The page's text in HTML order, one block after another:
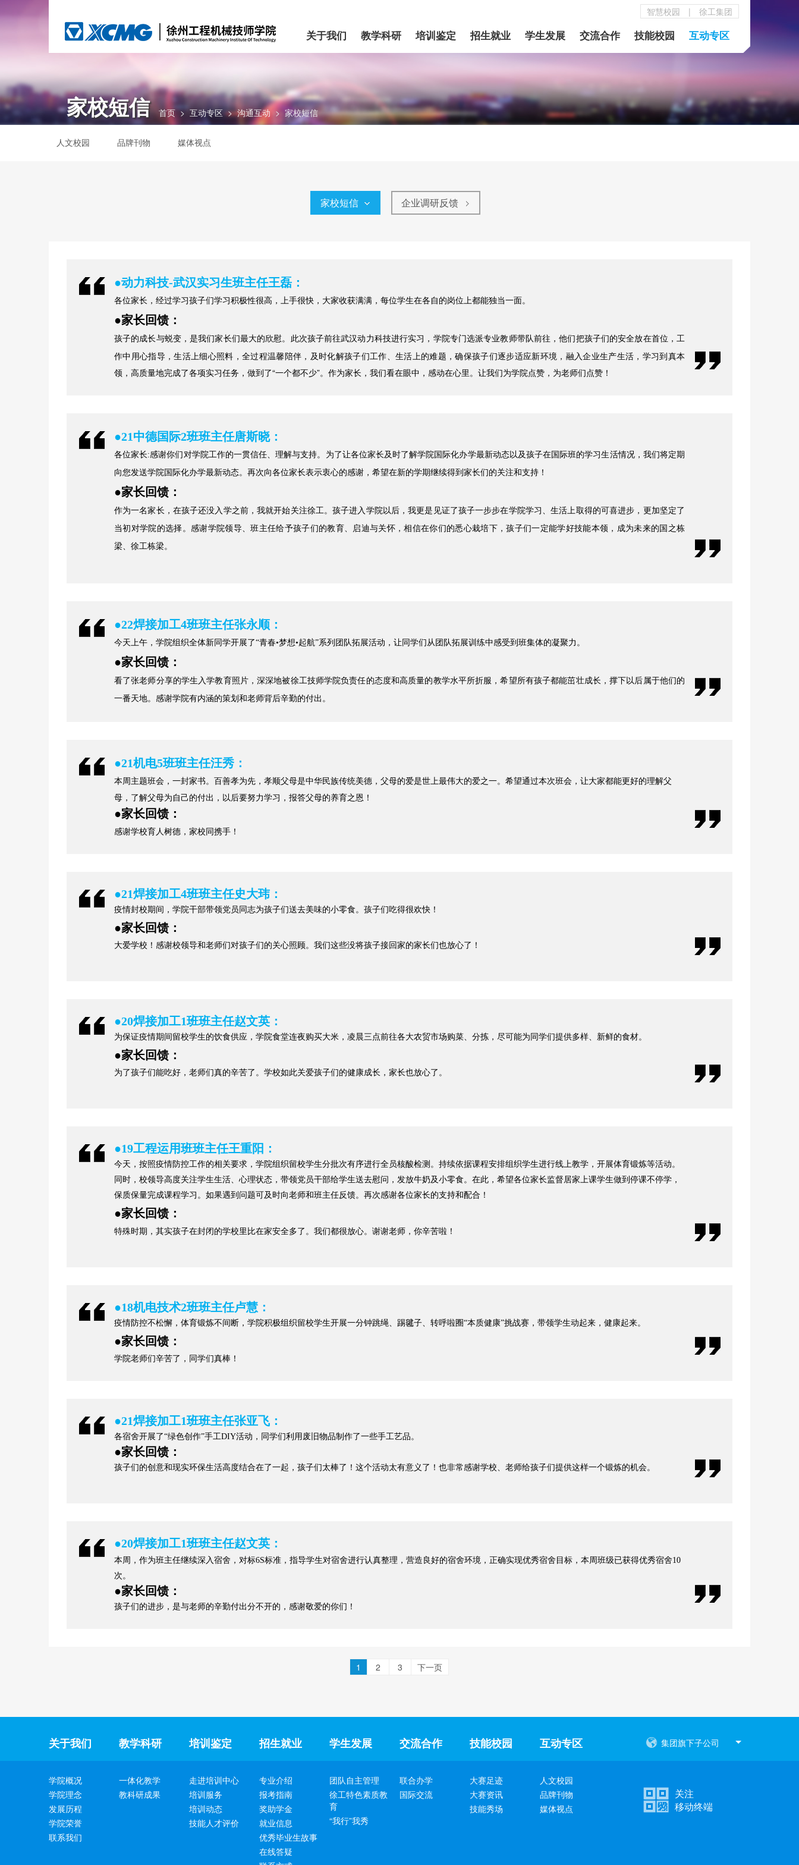
智慧校园 | 徐工集团
关于我们 教学科研 培训鉴定 招生就业 学生发展 交流合作 技能校园 互动专区
家校短信 首页 > 互动专区 > 沟通互动 > 家校短信
人文校园 品牌刊物 媒体视点
家校短信 企业调研反馈
●动力科技-武汉实习生班主任王磊：
各位家长，经过学习孩子们学习积极性很高，上手很快，大家收获满满，每位学生在各自的岗位上都能独当一面。
●家长回馈：
孩子的成长与蜕变，是我们家长们最大的欣慰。此次孩子前往武汉动力科技进行实习，学院专门选派专业教师带队前往，他们把孩子们的安全放在首位，工
作中用心指导，生活上细心照料，全过程温馨陪伴，及时化解孩子们工作、生活上的难题，确保孩子们逐步适应新环境，融入企业生产生活，学习到真本
领，高质量地完成了各项实习任务，做到了“一个都不少”。作为家长，我们看在眼中，感动在心里。让我们为学院点赞，为老师们点赞！
●21中德国际2班班主任唐斯晓：
各位家长:感谢你们对学院工作的一贯信任、理解与支持。为了让各位家长及时了解学院国际化办学最新动态以及孩子在国际班的学习生活情况，我们将定期
向您发送学院国际化办学最新动态。再次向各位家长表示衷心的感谢，希望在新的学期继续得到家长们的关注和支持！
●家长回馈：
作为一名家长，在孩子还没入学之前，我就开始关注徐工。孩子进入学院以后，我更是见证了孩子一步步在学院学习、生活上取得的可喜进步，更加坚定了
当初对学院的选择。感谢学院领导、班主任给予孩子们的教育、启迪与关怀，相信在你们的悉心栽培下，孩子们一定能学好技能本领，成为未来的国之栋
梁、徐工栋梁。
●22焊接加工4班班主任张永顺：
今天上午，学院组织全体新同学开展了“青春•梦想•起航”系列团队拓展活动，让同学们从团队拓展训练中感受到班集体的凝聚力。
●家长回馈：
看了张老师分享的学生入学教育照片，深深地被徐工技师学院负责任的态度和高质量的教学水平所折服，希望所有孩子都能茁壮成长，撑下以后属于他们的
一番天地。感谢学院有内涵的策划和老师背后辛勤的付出。
●21机电5班班主任汪秀：
本周主题班会，一封家书。百善孝为先，孝顺父母是中华民族传统美德，父母的爱是世上最伟大的爱之一。希望通过本次班会，让大家都能更好的理解父
母，了解父母为自己的付出，以后要努力学习，报答父母的养育之恩！
●家长回馈：
感谢学校育人树德，家校同携手！
●21焊接加工4班班主任史大玮：
疫情封校期间，学院干部带领党员同志为孩子们送去美味的小零食。孩子们吃得很欢快！
●家长回馈：
大爱学校！感谢校领导和老师们对孩子们的关心照顾。我们这些没将孩子接回家的家长们也放心了！
●20焊接加工1班班主任赵文英：
为保证疫情期间留校学生的饮食供应，学院食堂连夜购买大米，凌晨三点前往各大农贸市场购菜、分拣，尽可能为同学们提供多样、新鲜的食材。
●家长回馈：
为了孩子们能吃好，老师们真的辛苦了。学校如此关爱孩子们的健康成长，家长也放心了。
●19工程运用班班主任王重阳：
今天，按照疫情防控工作的相关要求，学院组织留校学生分批次有序进行全员核酸检测。持续依据课程安排组织学生进行线上教学，开展体育锻炼等活动。
同时，校领导高度关注学生生活、心理状态，带领党员干部给学生送去慰问，发放牛奶及小零食。在此，希望各位家长监督居家上课学生做到停课不停学，
保质保量完成课程学习。如果遇到问题可及时向老师和班主任反馈。再次感谢各位家长的支持和配合！
●家长回馈：
特殊时期，其实孩子在封闭的学校里比在家安全多了。我们都很放心。谢谢老师，你辛苦啦！
●18机电技术2班班主任卢慧：
疫情防控不松懈，体育锻炼不间断，学院积极组织留校学生开展一分钟跳绳、踢毽子、转呼啦圈“本质健康”挑战赛，带领学生动起来，健康起来。
●家长回馈：
学院老师们辛苦了，同学们真棒！
●21焊接加工1班班主任张亚飞：
各宿舍开展了“绿色创作”手工DIY活动，同学们利用废旧物品制作了一些手工艺品。
●家长回馈：
孩子们的创意和现实环保生活高度结合在了一起，孩子们太棒了！这个活动太有意义了！也非常感谢学校、老师给孩子们提供这样一个锻炼的机会。
●20焊接加工1班班主任赵文英：
本周，作为班主任继续深入宿舍，对标6S标准，指导学生对宿舍进行认真整理，营造良好的宿舍环境，正确实现优秀宿舍目标，本周班级已获得优秀宿舍10
次。
●家长回馈：
孩子们的进步，是与老师的辛勤付出分不开的，感谢敬爱的你们！
1 2 3 下一页
关于我们
学院概况
学院理念
发展历程
学院荣誉
联系我们
教学科研
一体化教学
教科研成果
培训鉴定
走进培训中心
培训服务
培训动态
技能人才评价
招生就业
专业介绍
报考指南
奖助学金
就业信息
优秀毕业生故事
在线答疑
学生发展
团队自主管理
徐工特色素质教
育
“我行”我秀
交流合作
联合办学
国际交流
技能校园
大赛足迹
大赛资讯
技能秀场
互动专区
人文校园
品牌刊物
媒体视点
集团旗下子公司
关注
移动终端